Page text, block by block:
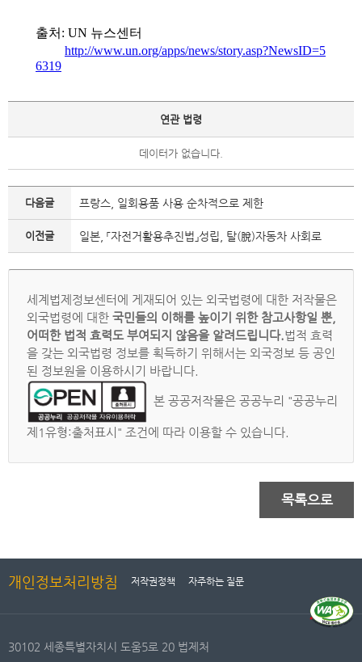
출처: UN 뉴스센터
http://www.un.org/apps/news/story.asp?NewsID=5
6319
연관 법령
데이터가 없습니다.
다음글 프랑스, 일회용품 사용 순차적으로 제한
이전글 일본, 「자전거활용추진법」성립, 탈(脫)자동차 사회로
세계법제정보센터에 게재되어 있는 외국법령에 대한 저작물은
외국법령에 대한 국민들의 이해를 높이기 위한 참고사항일 뿐,
어떠한 법적 효력도 부여되지 않음을 알려드립니다.법적 효력
을 갖는 외국법령 정보를 획득하기 위해서는 외국정보 등 공인
된 정보원을 이용하시기 바랍니다.
본 공공저작물은 공공누리 "공공누리
제1유형:출처표시" 조건에 따라 이용할 수 있습니다.
목록으로
개인정보처리방침 저작권정책 자주하는 질문
30102 세종특별자치시 도움5로 20 법제처